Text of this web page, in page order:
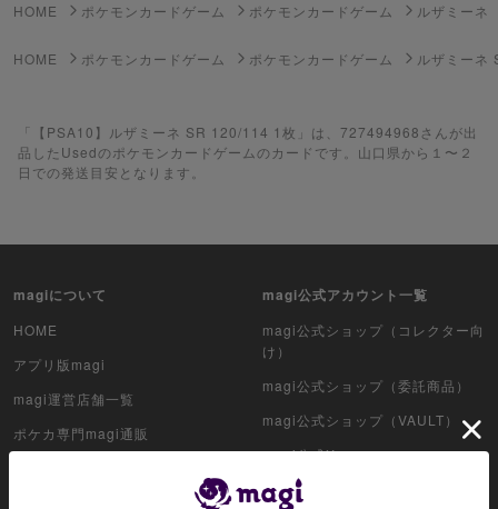
遊戯王ラッシュデュエル
ポケカ（未開封BOX）
遊戯王（未開封パック）
デュエル・マスターズ
マジック：ザ・ギャザリング
ヴァイスシュヴァルツ
HOME ポケモンカードゲーム ポケモンカードゲーム ルザミーネ
HOME ポケモンカードゲーム ポケモンカードゲーム ルザミーネ
「【PSA10】ルザミーネ SR 120/114 1枚」は、727494968さんが出
品したUsedのポケモンカードゲームのカードです。山口県から１〜２
日での発送目安となります。
magiについて
HOME
アプリ版magi
magi運営店舗一覧
ポケカ専門magi通販
magi公式アカウント一覧
magi公式ショップ（コレクター向
け）
magi公式ショップ（委託商品）
magi公式ショップ（VAULT）
magi公式X
magi秋葉原店公式X